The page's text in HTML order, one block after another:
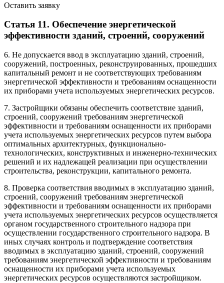
Оставить заявку
Статья 11. Обеспечение энергетической
эффективности зданий, строений, сооружений
6. Не допускается ввод в эксплуатацию зданий, строений,
сооружений, построенных, реконструированных, прошедших
капитальный ремонт и не соответствующих требованиям
энергетической эффективности и требованиям оснащенности
их приборами учета используемых энергетических ресурсов.
7. Застройщики обязаны обеспечить соответствие зданий,
строений, сооружений требованиям энергетической
эффективности и требованиям оснащенности их приборами
учета используемых энергетических ресурсов путем выбора
оптимальных архитектурных, функционально-
технологических, конструктивных и инженерно-технических
решений и их надлежащей реализации при осуществлении
строительства, реконструкции, капитального ремонта.
8. Проверка соответствия вводимых в эксплуатацию зданий,
строений, сооружений требованиям энергетической
эффективности и требованиям оснащенности их приборами
учета используемых энергетических ресурсов осуществляется
органом государственного строительного надзора при
осуществлении государственного строительного надзора. В
иных случаях контроль и подтверждение соответствия
вводимых в эксплуатацию зданий, строений, сооружений
требованиям энергетической эффективности и требованиям
оснащенности их приборами учета используемых
энергетических ресурсов осуществляются застройщиком.